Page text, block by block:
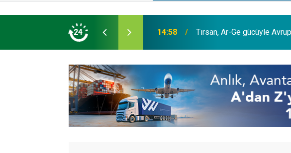
24
liginin ilk 3'ü arasında 14:19 MAXUS modelleri